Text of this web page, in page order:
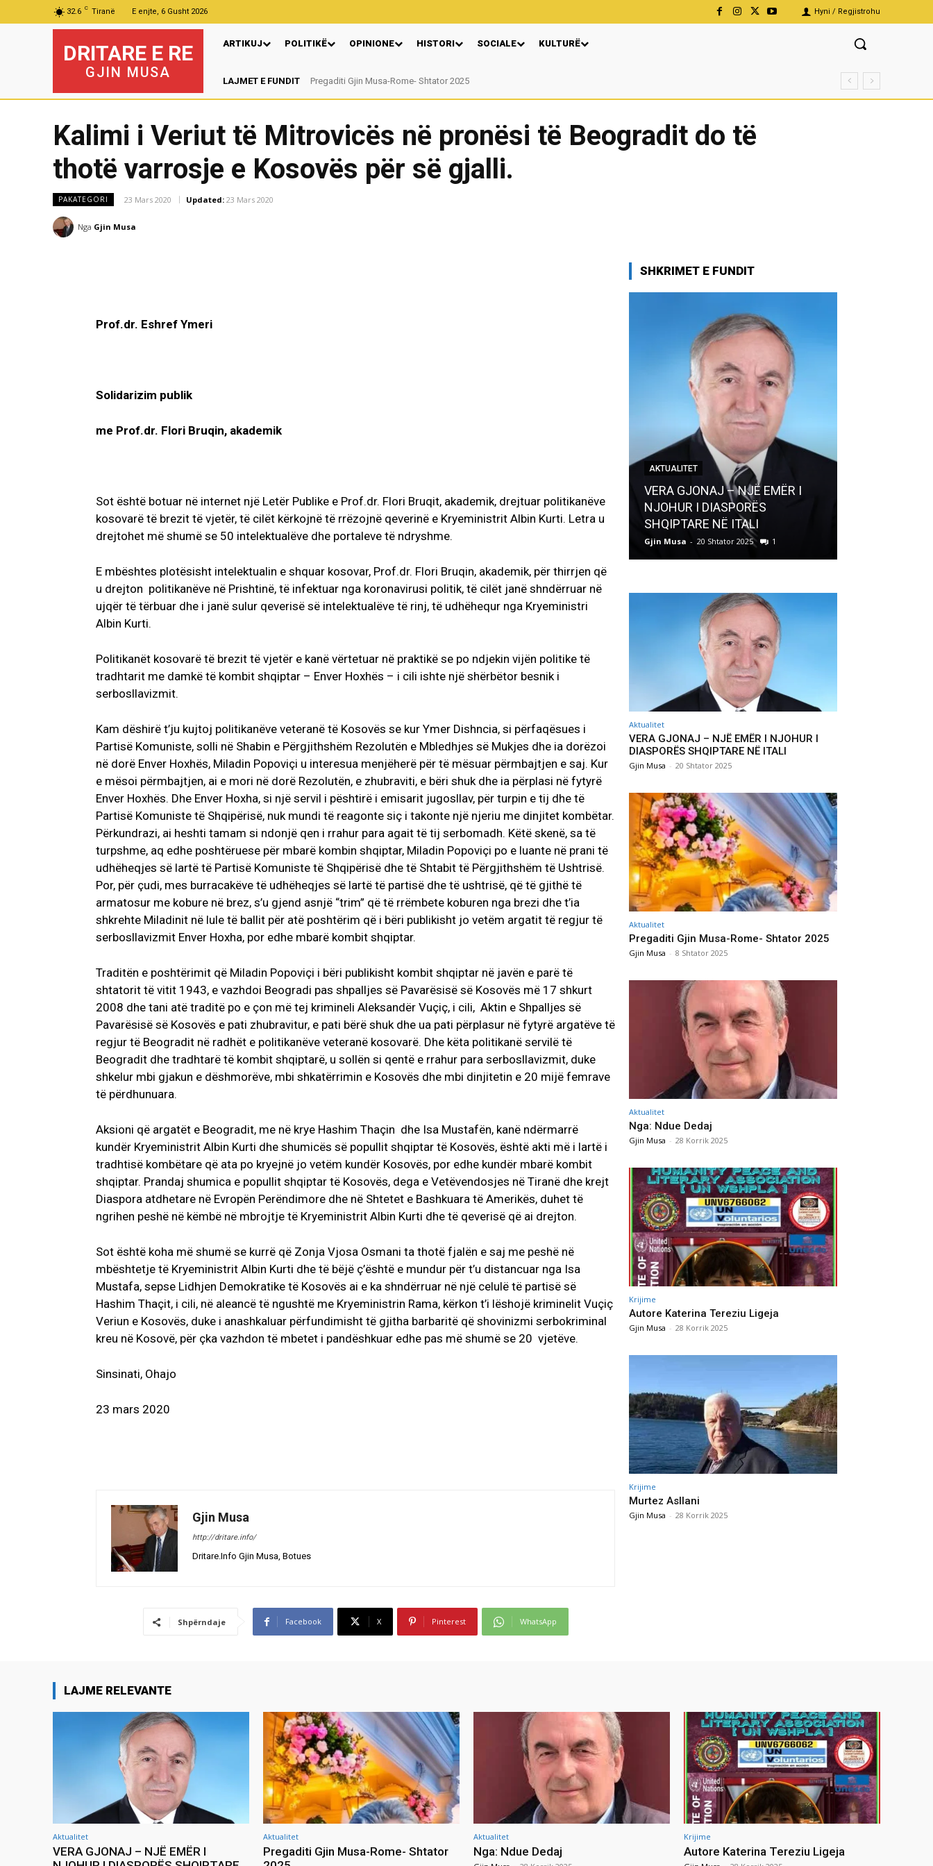
32.6 C Tiranë E enjte, 6 Gusht 2026 Hyni / Regjistrohu
DRITARE E RE
GJIN MUSA
ARTIKUJ POLITIKË OPINIONE HISTORI SOCIALE KULTURË
LAJMET E FUNDIT Pregaditi Gjin Musa-Rome- Shtator 2025
Nga: Ndue Dedaj
Kalimi i Veriut të Mitrovicës në pronësi të Beogradit do të
thotë varrosje e Kosovës për së gjalli.
PAKATEGORI 23 Mars 2020 Updated: 23 Mars 2020
Nga Gjin Musa
Prof.dr. Eshref Ymeri
Solidarizim publik
me Prof.dr. Flori Bruqin, akademik
Sot është botuar në internet një Letër Publike e Prof.dr. Flori Bruqit, akademik, drejtuar politikanëve
kosovarë të brezit të vjetër, të cilët kërkojnë të rrëzojnë qeverinë e Kryeministrit Albin Kurti. Letra u
drejtohet më shumë se 50 intelektualëve dhe portaleve të ndryshme.
E mbështes plotësisht intelektualin e shquar kosovar, Prof.dr. Flori Bruqin, akademik, për thirrjen që
u drejton politikanëve në Prishtinë, të infektuar nga koronavirusi politik, të cilët janë shndërruar në
ujqër të tërbuar dhe i janë sulur qeverisë së intelektualëve të rinj, të udhëhequr nga Kryeministri
Albin Kurti.
Politikanët kosovarë të brezit të vjetër e kanë vërtetuar në praktikë se po ndjekin vijën politike të
tradhtarit me damkë të kombit shqiptar – Enver Hoxhës – i cili ishte një shërbëtor besnik i
serbosllavizmit.
Kam dëshirë t’ju kujtoj politikanëve veteranë të Kosovës se kur Ymer Dishncia, si përfaqësues i
Partisë Komuniste, solli në Shabin e Përgjithshëm Rezolutën e Mbledhjes së Mukjes dhe ia dorëzoi
në dorë Enver Hoxhës, Miladin Popoviçi u interesua menjëherë për të mësuar përmbajtjen e saj. Kur
e mësoi përmbajtjen, ai e mori në dorë Rezolutën, e zhubraviti, e bëri shuk dhe ia përplasi në fytyrë
Enver Hoxhës. Dhe Enver Hoxha, si një servil i pështirë i emisarit jugosllav, për turpin e tij dhe të
Partisë Komuniste të Shqipërisë, nuk mundi të reagonte siç i takonte një njeriu me dinjitet kombëtar.
Përkundrazi, ai heshti tamam si ndonjë qen i rrahur para agait të tij serbomadh. Këtë skenë, sa të
turpshme, aq edhe poshtëruese për mbarë kombin shqiptar, Miladin Popoviçi po e luante në prani të
udhëheqjes së lartë të Partisë Komuniste të Shqipërisë dhe të Shtabit të Përgjithshëm të Ushtrisë.
Por, për çudi, mes burracakëve të udhëheqjes së lartë të partisë dhe të ushtrisë, që të gjithë të
armatosur me kobure në brez, s’u gjend asnjë “trim” që të rrëmbete koburen nga brezi dhe t’ia
shkrehte Miladinit në lule të ballit për atë poshtërim që i bëri publikisht jo vetëm argatit të regjur të
serbosllavizmit Enver Hoxha, por edhe mbarë kombit shqiptar.
Traditën e poshtërimit që Miladin Popoviçi i bëri publikisht kombit shqiptar në javën e parë të
shtatorit të vitit 1943, e vazhdoi Beogradi pas shpalljes së Pavarësisë së Kosovës më 17 shkurt
2008 dhe tani atë traditë po e çon më tej krimineli Aleksandër Vuçiç, i cili, Aktin e Shpalljes së
Pavarësisë së Kosovës e pati zhubravitur, e pati bërë shuk dhe ua pati përplasur në fytyrë argatëve të
regjur të Beogradit në radhët e politikanëve veteranë kosovarë. Dhe këta politikanë servilë të
Beogradit dhe tradhtarë të kombit shqiptarë, u sollën si qentë e rrahur para serbosllavizmit, duke
shkelur mbi gjakun e dëshmorëve, mbi shkatërrimin e Kosovës dhe mbi dinjitetin e 20 mijë femrave
të përdhunuara.
Aksioni që argatët e Beogradit, me në krye Hashim Thaçin dhe Isa Mustafën, kanë ndërmarrë
kundër Kryeministrit Albin Kurti dhe shumicës së popullit shqiptar të Kosovës, është akti më i lartë i
tradhtisë kombëtare që ata po kryejnë jo vetëm kundër Kosovës, por edhe kundër mbarë kombit
shqiptar. Prandaj shumica e popullit shqiptar të Kosovës, dega e Vetëvendosjes në Tiranë dhe krejt
Diaspora atdhetare në Evropën Perëndimore dhe në Shtetet e Bashkuara të Amerikës, duhet të
ngrihen peshë në këmbë në mbrojtje të Kryeministrit Albin Kurti dhe të qeverisë që ai drejton.
Sot është koha më shumë se kurrë që Zonja Vjosa Osmani ta thotë fjalën e saj me peshë në
mbështetje të Kryeministrit Albin Kurti dhe të bëjë ç’është e mundur për t’u distancuar nga Isa
Mustafa, sepse Lidhjen Demokratike të Kosovës ai e ka shndërruar në një celulë të partisë së
Hashim Thaçit, i cili, në aleancë të ngushtë me Kryeministrin Rama, kërkon t’i lëshojë kriminelit Vuçiç
Veriun e Kosovës, duke i anashkaluar përfundimisht të gjitha barbaritë që shovinizmi serbokriminal
kreu në Kosovë, për çka vazhdon të mbetet i pandëshkuar edhe pas më shumë se 20 vjetëve.
Sinsinati, Ohajo
23 mars 2020
Gjin Musa
http://dritare.info/
Dritare.Info Gjin Musa, Botues
Shpërndaje Facebook X Pinterest WhatsApp
SHKRIMET E FUNDIT
AKTUALITET
VERA GJONAJ – NJË EMËR I
NJOHUR I DIASPORËS
SHQIPTARE NË ITALI
Gjin Musa - 20 Shtator 2025 1
Aktualitet
VERA GJONAJ – NJË EMËR I NJOHUR I
DIASPORËS SHQIPTARE NË ITALI
Gjin Musa - 20 Shtator 2025
Aktualitet
Pregaditi Gjin Musa-Rome- Shtator 2025
Gjin Musa - 8 Shtator 2025
Aktualitet
Nga: Ndue Dedaj
Gjin Musa - 28 Korrik 2025
Krijime
Autore Katerina Tereziu Ligeja
Gjin Musa - 28 Korrik 2025
Krijime
Murtez Asllani
Gjin Musa - 28 Korrik 2025
LAJME RELEVANTE
Aktualitet
VERA GJONAJ – NJË EMËR I
Aktualitet
Pregaditi Gjin Musa-Rome- Shtator
Aktualitet
Nga: Ndue Dedaj
Krijime
Autore Katerina Tereziu Ligeja